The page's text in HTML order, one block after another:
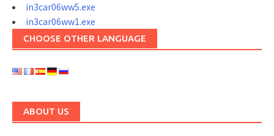
in3car06ww5.exe
in3car06ww1.exe
CHOOSE OTHER LANGUAGE
ABOUT US